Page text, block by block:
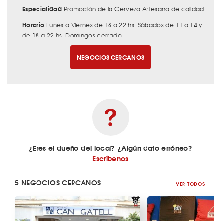
Especialidad Promoción de la Cerveza Artesana de calidad.
Horario Lunes a Viernes de 18 a 22 hs. Sábados de 11 a 14 y
de 18 a 22 hs. Domingos cerrado.
NEGOCIOS CERCANOS
¿Eres el dueño del local? ¿Algún dato erróneo?
Escríbenos
5 NEGOCIOS CERCANOS VER TODOS